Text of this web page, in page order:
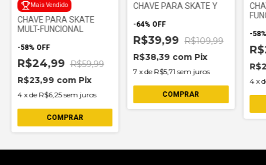
Mais Vendido
CHAVE PARA SKATE
MULT-FUNCIONAL
-58% OFF
R$24,99 R$59,99
R$23,99 com Pix
4 xde R$6,25 sem juros
CHAVE PARA SKATE Y
-64% OFF
R$39,99 R$109,99
R$38,39 com Pix
7 xde R$5,71 sem juros
-58
4 x